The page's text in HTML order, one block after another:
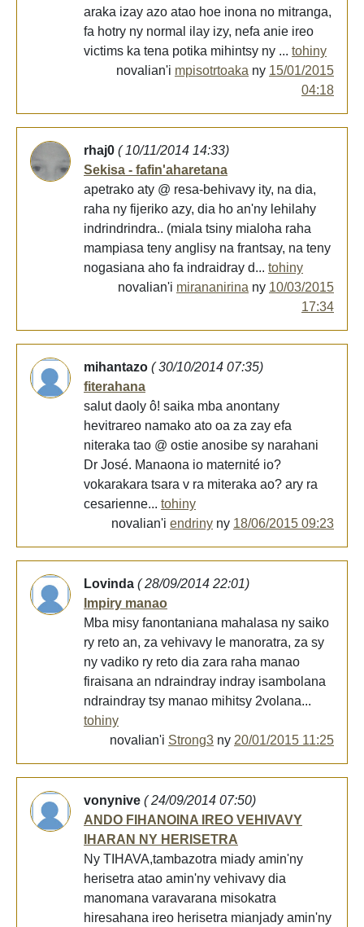
araka izay azo atao hoe inona no mitranga,
fa hotry ny normal ilay izy, nefa anie ireo
victims ka tena potika mihintsy ny ... tohiny
novalian'i mpisotrtoaka ny 15/01/2015
04:18
rhaj0 ( 10/11/2014 14:33)
Sekisa - fafin'aharetana
apetrako aty @ resa-behivavy ity, na dia,
raha ny fijeriko azy, dia ho an'ny lehilahy
indrindrindra.. (miala tsiny mialoha raha
mampiasa teny anglisy na frantsay, na teny
nogasiana aho fa indraidray d... tohiny
novalian'i mirananirina ny 10/03/2015
17:34
mihantazo ( 30/10/2014 07:35)
fiterahana
salut daoly ô! saika mba anontany
hevitrareo namako ato oa za zay efa
niteraka tao @ ostie anosibe sy narahani
Dr José. Manaona io maternité io?
vokarakara tsara v ra miteraka ao? ary ra
cesarienne... tohiny
novalian'i endriny ny 18/06/2015 09:23
Lovinda ( 28/09/2014 22:01)
Impiry manao
Mba misy fanontaniana mahalasa ny saiko
ry reto an, za vehivavy le manoratra, za sy
ny vadiko ry reto dia zara raha manao
firaisana an ndraindray indray isambolana
ndraindray tsy manao mihitsy 2volana...
tohiny
novalian'i Strong3 ny 20/01/2015 11:25
vonynive ( 24/09/2014 07:50)
ANDO FIHANOINA IREO VEHIVAVY
IHARAN NY HERISETRA
Ny TIHAVA,tambazotra miady amin'ny
herisetra atao amin'ny vehivavy dia
manomana varavarana misokatra
hiresahana ireo herisetra mianjady amin'ny